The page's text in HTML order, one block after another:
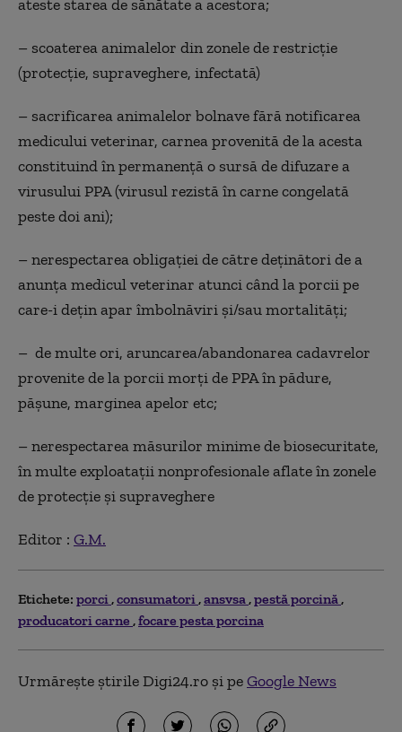
ateste starea de sănătate a acestora;
– scoaterea animalelor din zonele de restricţie
(protecţie, supraveghere, infectată)
– sacrificarea animalelor bolnave fără notificarea
medicului veterinar, carnea provenită de la acesta
constituind în permanenţă o sursă de difuzare a
virusului PPA (virusul rezistă în carne congelată
peste doi ani);
– nerespectarea obligației de către deţinători de a
anunţa medicul veterinar atunci când la porcii pe
care-i deţin apar îmbolnăviri şi/sau mortalităţi;
– de multe ori, aruncarea/abandonarea cadavrelor
provenite de la porcii morţi de PPA în pădure,
păşune, marginea apelor etc;
– nerespectarea măsurilor minime de biosecuritate,
în multe exploataţii nonprofesionale aflate în zonele
de protecţie şi supraveghere
Editor : G.M.
Etichete: porci consumatori ansvsa pestă porcină
producatori carne focare pesta porcina
Urmărește știrile Digi24.ro și peGoogle News